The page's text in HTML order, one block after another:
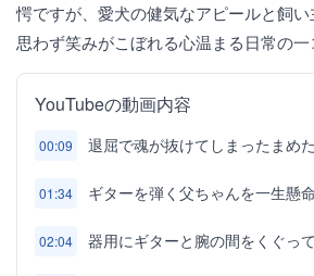
愕ですが、愛犬の健気なアピールと飼い
思わず笑みがこぼれる心温まる日常の一
YouTubeの動画内容
00:09 退屈で魂が抜けてしまったまめ
01:34 ギターを弾く父ちゃんを一生懸
02:04 器用にギターと腕の間をくぐっ